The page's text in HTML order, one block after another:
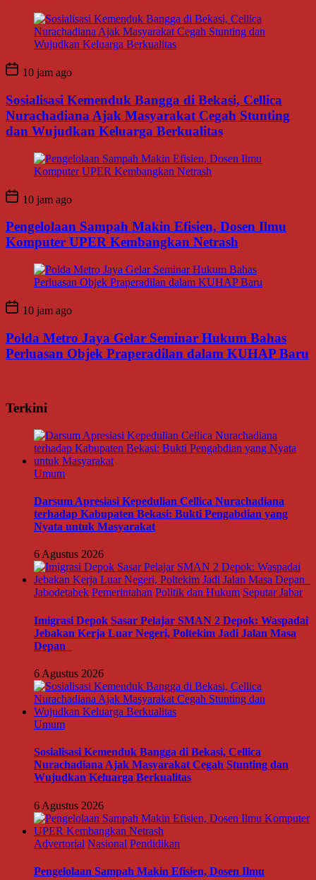
10 jam ago
Sosialisasi Kemenduk Bangga di Bekasi, Cellica
Nurachadiana Ajak Masyarakat Cegah Stunting
dan Wujudkan Keluarga Berkualitas
10 jam ago
Pengelolaan Sampah Makin Efisien, Dosen Ilmu
Komputer UPER Kembangkan Netrash
10 jam ago
Polda Metro Jaya Gelar Seminar Hukum Bahas
Perluasan Objek Praperadilan dalam KUHAP Baru
Terkini
Umum
Darsum Apresiasi Kepedulian Cellica Nurachadiana
terhadap Kabupaten Bekasi: Bukti Pengabdian yang
Nyata untuk Masyarakat
6 Agustus 2026
Jabodetabek Pemerintahan Politik dan Hukum Seputar Jabar
Imigrasi Depok Sasar Pelajar SMAN 2 Depok: Waspadai
Jebakan Kerja Luar Negeri, Poltekim Jadi Jalan Masa
Depan
6 Agustus 2026
Umum
Sosialisasi Kemenduk Bangga di Bekasi, Cellica
Nurachadiana Ajak Masyarakat Cegah Stunting dan
Wujudkan Keluarga Berkualitas
6 Agustus 2026
Advertorial Nasional Pendidikan
Pengelolaan Sampah Makin Efisien, Dosen Ilmu